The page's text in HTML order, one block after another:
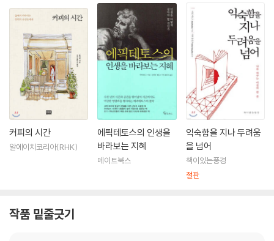
커피의 시간
알에이치코리아(RHK)
에픽테토스의 인생을
바라보는 지혜
메이트북스
익숙함을 지나 두려움
을 넘어
책이있는풍경
절판
작품 밑줄긋기